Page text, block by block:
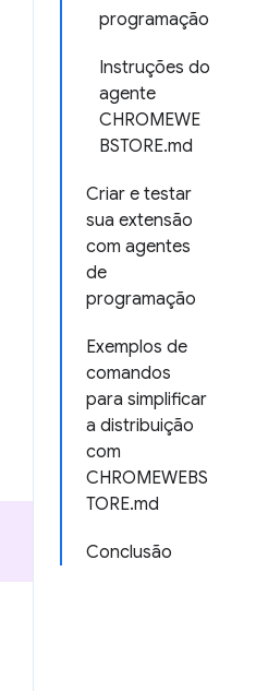
programação
Instruções do
agente
CHROMEWE
BSTORE.md
Criar e testar
sua extensão
com agentes
de
programação
Exemplos de
comandos
para simplificar
a distribuição
com
CHROMEWEBS
TORE.md
Conclusão